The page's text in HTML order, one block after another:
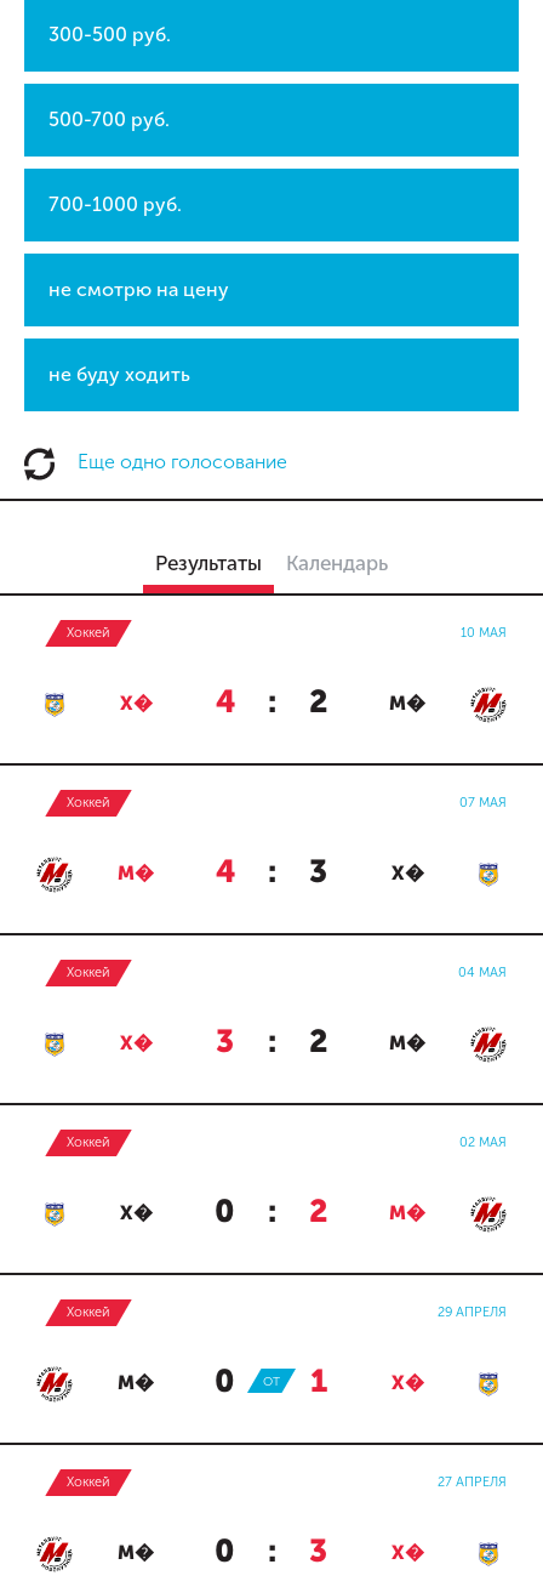
300-500 руб.
500-700 руб.
700-1000 руб.
не смотрю на цену
не буду ходить
Еще одно голосование
Результаты Календарь
Хоккей 10 МАЯ
Х� 4 : 2 М�
Хоккей 07 МАЯ
М� 4 : 3 Х�
Хоккей 04 МАЯ
Х� 3 : 2 М�
Хоккей 02 МАЯ
Х� 0 : 2 М�
Хоккей 29 АПРЕЛЯ
М� 0 : 1 Х�
ОТ
Хоккей 27 АПРЕЛЯ
М� 0 : 3 Х�